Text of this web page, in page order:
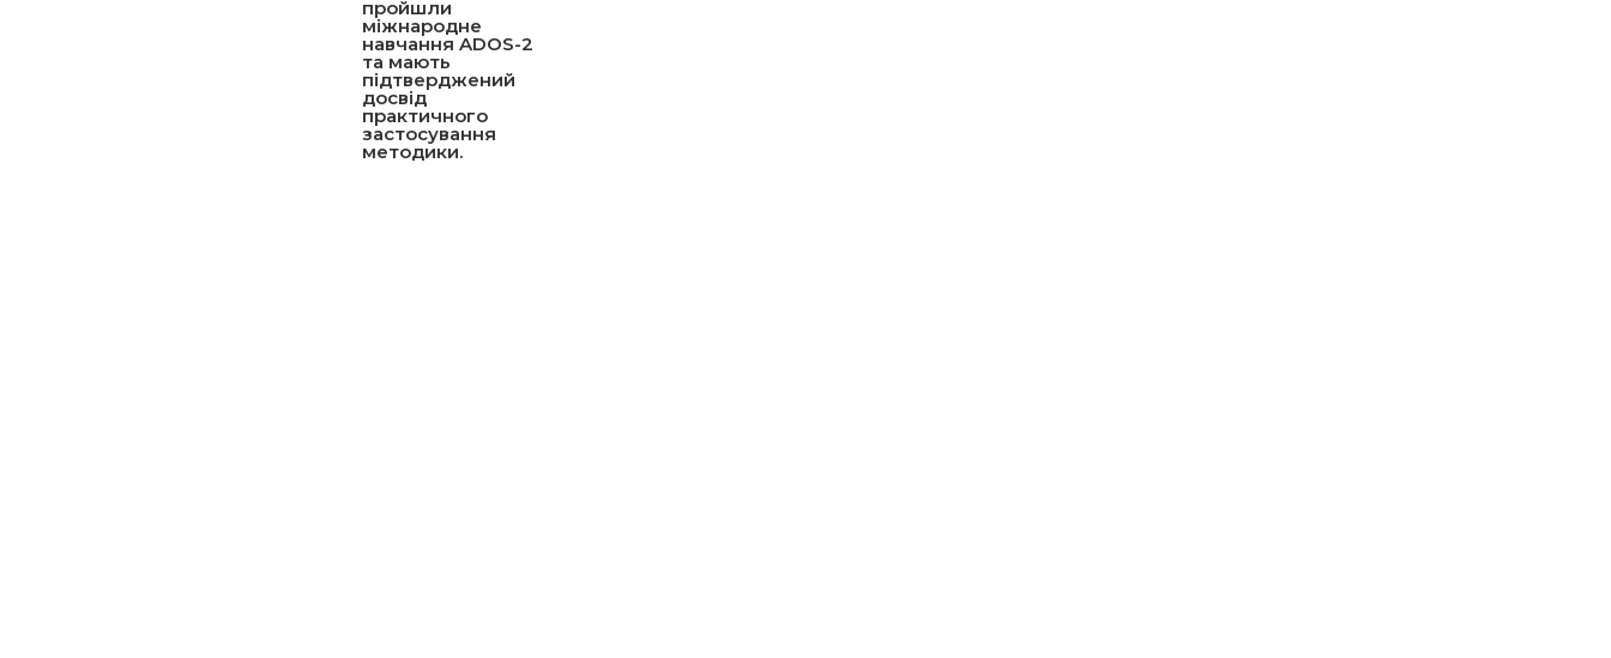
пройшли
міжнародне
навчання ADOS-2
та мають
підтверджений
досвід
практичного
застосування
методики.